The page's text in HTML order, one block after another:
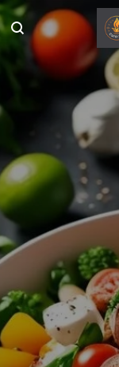
Zum
Hauptinhalt
springen